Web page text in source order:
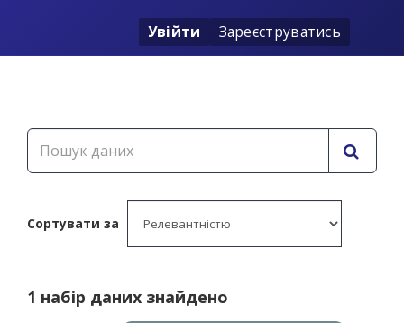
Увійти Зареєструватись
Сортувати за
1 набір даних знайдено